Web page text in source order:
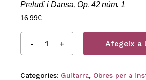
Preludi i Dansa, Op. 42 núm. 1
16,99€
Afegeix a
Categories: Guitarra, Obres per a